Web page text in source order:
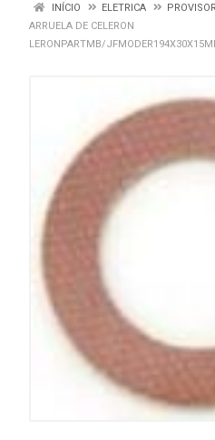
INÍCIO ELETRICA
ARRUELA DE CELERON
LERONPARTMB/